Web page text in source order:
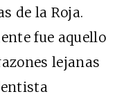
de la Roja.
fue aquello
lejanas